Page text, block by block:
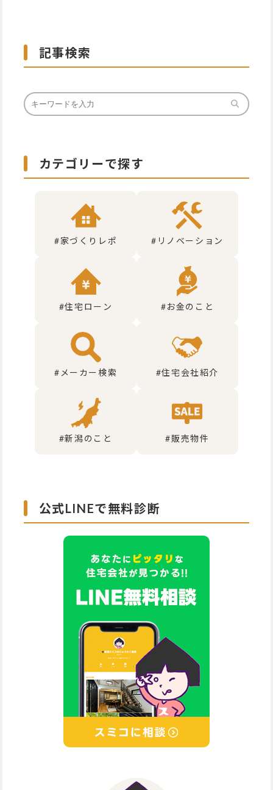
記事検索
公式LINEで無料診断
カテゴリーで探す
#家づくりレポ #リノベーション
#住宅ローン #お金のこと
#メーカー検索 #住宅会社紹介
#新潟のこと #販売物件